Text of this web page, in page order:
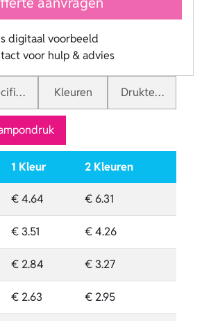
digitaal voorbeeld
voor hulp & advies
Kleuren Druktechnieken
1 Kleur 2 Kleuren
€ 4.64 € 6.31
€ 3.51 € 4.26
€ 2.84 € 3.27
€ 2.63 € 2.95